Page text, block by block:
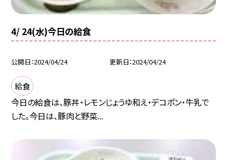
4/ 24(水)今日の給食
公開日 2024/04/24 更新日 2024/04/24
給食
今日の給食は、豚丼・レモンじょうゆ和え・デコポン・牛乳で
した。今日は、豚肉と野菜...